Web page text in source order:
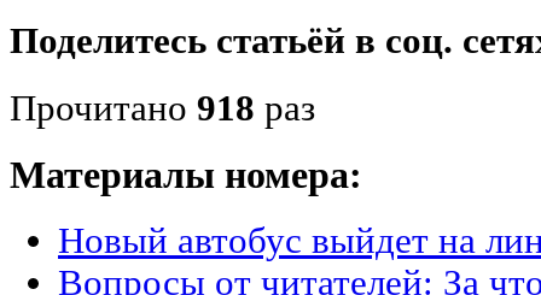
Поделитесь статьёй в соц.
Прочитано 918 раз
Материалы номера:
Новый автобус выйдет на
Вопросы от читателей: За